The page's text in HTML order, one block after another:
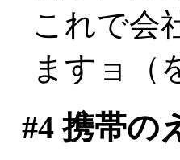
これで会
ますョ（
#4携帯の